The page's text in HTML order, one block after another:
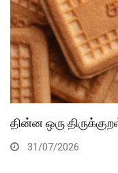
தின்ன ஒரு
31/07/2026